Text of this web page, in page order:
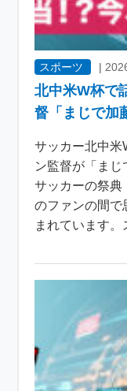
スポーツ |
北中米W杯で
督「まじで加
サッカー北中米
ン監督が「ま
サッカーの祭典
のファンの間で
まれています